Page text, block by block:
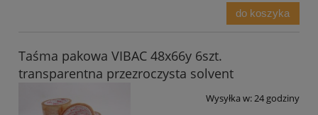
do koszyka
Taśma pakowa VIBAC 48x66y 6szt.
transparentna przezroczysta solvent
Wysyłka w:24 godziny